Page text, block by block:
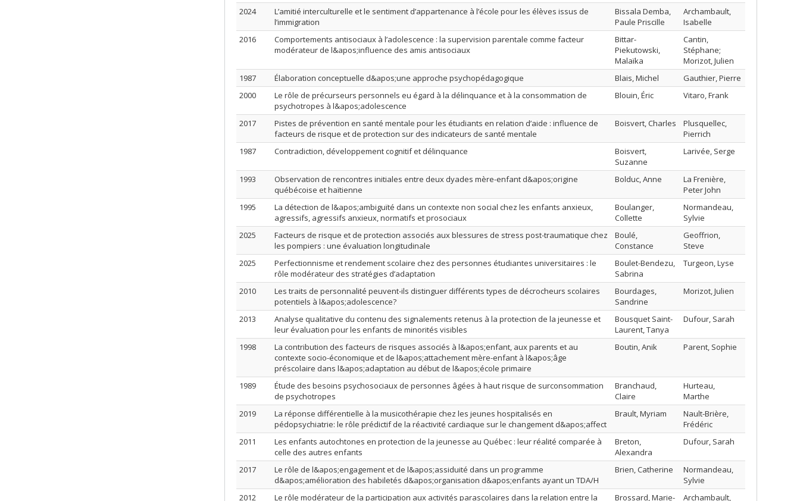
2024
L’amitié interculturelle et le sentiment d’appartenance à l’école pour les élèves issus de
l’immigration
Bissala Demba,
Paule Priscille
Archambault,
Isabelle
2016
Comportements antisociaux à l’adolescence : la supervision parentale comme facteur
modérateur de l&apos;influence des amis antisociaux
Bittar-
Piekutowski,
Malaïka
Cantin,
Stéphane;
Morizot, Julien
1987
Élaboration conceptuelle d&apos;une approche psychopédagogique Blais, Michel
Gauthier, Pierre
2000
Le rôle de précurseurs personnels eu égard à la délinquance et à la consommation de
psychotropes à l&apos;adolescence
Blouin, Éric Vitaro, Frank
2017
Pistes de prévention en santé mentale pour les étudiants en relation d’aide : influence de
facteurs de risque et de protection sur des indicateurs de santé mentale
Boisvert, Charles
Plusquellec,
Pierrich
1987
Contradiction, développement cognitif et délinquance
Boisvert,
Suzanne
Larivée, Serge
1993
Observation de rencontres initiales entre deux dyades mère-enfant d&apos;origine
québécoise et haïtienne
Bolduc, Anne
La Frenière,
Peter John
1995
La détection de l&apos;ambiguïté dans un contexte non social chez les enfants anxieux,
agressifs, agressifs anxieux, normatifs et prosociaux
Boulanger,
Collette
Normandeau,
Sylvie
2025
Facteurs de risque et de protection associés aux blessures de stress post-traumatique chez
les pompiers : une évaluation longitudinale
Boulé,
Constance
Geoffrion,
Steve
2025
Perfectionnisme et rendement scolaire chez des personnes étudiantes universitaires : le
rôle modérateur des stratégies d’adaptation
Boulet-Bendezu,
Sabrina
Turgeon, Lyse
2010
Les traits de personnalité peuvent-ils distinguer différents types de décrocheurs scolaires
potentiels à l&apos;adolescence?
Bourdages,
Sandrine
Morizot, Julien
2013
Analyse qualitative du contenu des signalements retenus à la protection de la jeunesse et
leur évaluation pour les enfants de minorités visibles
Bousquet Saint-
Laurent, Tanya
Dufour, Sarah
1998
La contribution des facteurs de risques associés à l&apos;enfant, aux parents et au
contexte socio-économique et de l&apos;attachement mère-enfant à l&apos;âge
préscolaire dans l&apos;adaptation au début de l&apos;école primaire
Boutin, Anik Parent, Sophie
1989
Étude des besoins psychosociaux de personnes âgées à haut risque de surconsommation
de psychotropes
Branchaud,
Claire
Hurteau,
Marthe
2019
La réponse différentielle à la musicothérapie chez les jeunes hospitalisés en
pédopsychiatrie: le rôle prédictif de la réactivité cardiaque sur le changement d&apos;affect
Brault, Myriam
Nault-Brière,
Frédéric
2011
Les enfants autochtones en protection de la jeunesse au Québec : leur réalité comparée à
celle des autres enfants
Breton,
Alexandra
Dufour, Sarah
2017
Le rôle de l&apos;engagement et de l&apos;assiduité dans un programme
d&apos;amélioration des habiletés d&apos;organisation d&apos;enfants ayant un TDA/H
Brien, Catherine
Normandeau,
Sylvie
2012
Le rôle modérateur de la participation aux activités parascolaires dans la relation entre la Brossard, Marie- Archambault,